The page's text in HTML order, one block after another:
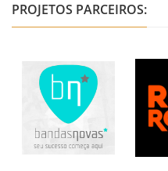
PROJETOS PARCEIROS: